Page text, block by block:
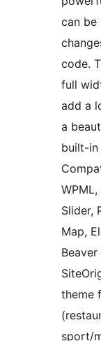
can be
code.
full
add a
a
built-in
Slider,
Map,
theme
sport/